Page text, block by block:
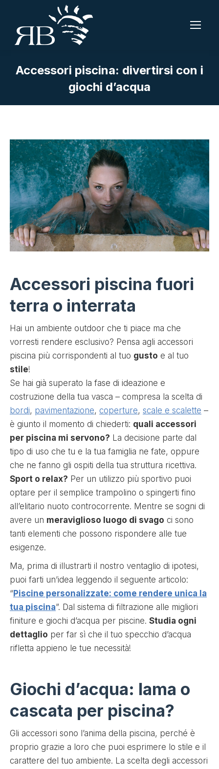
Accessori piscina: divertirsi con i
giochi d’acqua
Accessori piscina fuori
terra o interrata
Hai un ambiente outdoor che ti piace ma che
vorresti rendere esclusivo? Pensa agli accessori
piscina più corrispondenti al tuo gusto e al tuo
stile!
Se hai già superato la fase di ideazione e
costruzione della tua vasca – compresa la scelta di
bordi, pavimentazione, coperture, scale e scalette –
è giunto il momento di chiederti: quali accessori
per piscina mi servono? La decisione parte dal
tipo di uso che tu e la tua famiglia ne fate, oppure
che ne fanno gli ospiti della tua struttura ricettiva.
Sport o relax? Per un utilizzo più sportivo puoi
optare per il semplice trampolino o spingerti fino
all’elitario nuoto controcorrente. Mentre se sogni di
avere un meraviglioso luogo di svago ci sono
tanti elementi che possono rispondere alle tue
esigenze.
Ma, prima di illustrarti il nostro ventaglio di ipotesi,
puoi farti un’idea leggendo il seguente articolo:
“Piscine personalizzate: come rendere unica la
tua piscina”. Dal sistema di filtrazione alle migliori
finiture e giochi d’acqua per piscine. Studia ogni
dettaglio per far sì che il tuo specchio d’acqua
rifletta appieno le tue necessità!
Giochi d’acqua: lama o
cascata per piscina?
Gli accessori sono l’anima della piscina, perché è
proprio grazie a loro che puoi esprimere lo stile e il
carattere del tuo ambiente. La scelta degli accessori